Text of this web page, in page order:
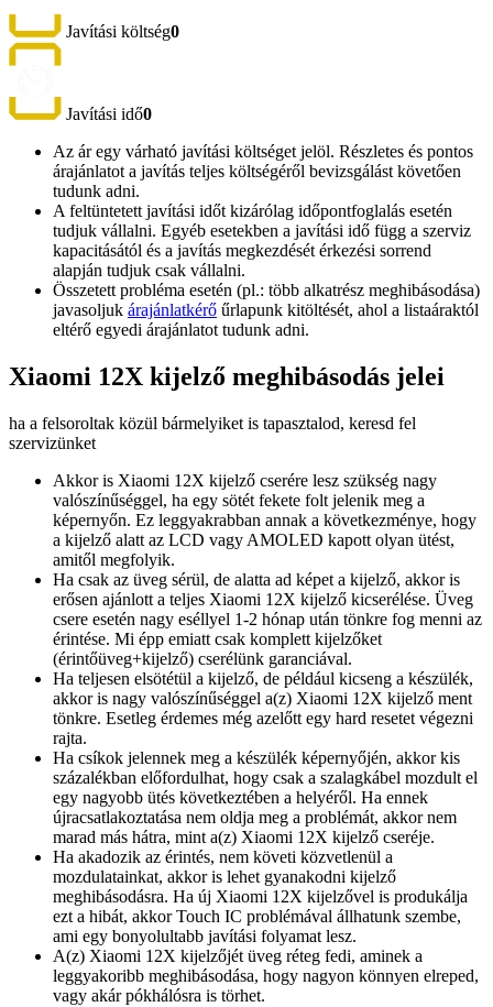
Javítási költség0
Javítási idő0
Az ár egy várható javítási költséget jelöl. Részletes és pontos
árajánlatot a javítás teljes költségéről bevizsgálást követően
tudunk adni.
A feltüntetett javítási időt kizárólag időpontfoglalás esetén
tudjuk vállalni. Egyéb esetekben a javítási idő függ a szerviz
kapacitásától és a javítás megkezdését érkezési sorrend
alapján tudjuk csak vállalni.
Összetett probléma esetén (pl.: több alkatrész meghibásodása)
javasoljuk árajánlatkérő űrlapunk kitöltését, ahol a listaáraktól
eltérő egyedi árajánlatot tudunk adni.
Xiaomi 12X kijelző meghibásodás jelei
ha a felsoroltak közül bármelyiket is tapasztalod, keresd fel
szervizünket
Akkor is Xiaomi 12X kijelző cserére lesz szükség nagy
valószínűséggel, ha egy sötét fekete folt jelenik meg a
képernyőn. Ez leggyakrabban annak a következménye, hogy
a kijelző alatt az LCD vagy AMOLED kapott olyan ütést,
amitől megfolyik.
Ha csak az üveg sérül, de alatta ad képet a kijelző, akkor is
erősen ajánlott a teljes Xiaomi 12X kijelző kicserélése. Üveg
csere esetén nagy eséllyel 1-2 hónap után tönkre fog menni az
érintése. Mi épp emiatt csak komplett kijelzőket
(érintőüveg+kijelző) cserélünk garanciával.
Ha teljesen elsötétül a kijelző, de például kicseng a készülék,
akkor is nagy valószínűséggel a(z) Xiaomi 12X kijelző ment
tönkre. Esetleg érdemes még azelőtt egy hard resetet végezni
rajta.
Ha csíkok jelennek meg a készülék képernyőjén, akkor kis
százalékban előfordulhat, hogy csak a szalagkábel mozdult el
egy nagyobb ütés következtében a helyéről. Ha ennek
újracsatlakoztatása nem oldja meg a problémát, akkor nem
marad más hátra, mint a(z) Xiaomi 12X kijelző cseréje.
Ha akadozik az érintés, nem követi közvetlenül a
mozdulatainkat, akkor is lehet gyanakodni kijelző
meghibásodásra. Ha új Xiaomi 12X kijelzővel is produkálja
ezt a hibát, akkor Touch IC problémával állhatunk szembe,
ami egy bonyolultabb javítási folyamat lesz.
A(z) Xiaomi 12X kijelzőjét üveg réteg fedi, aminek a
leggyakoribb meghibásodása, hogy nagyon könnyen elreped,
vagy akár pókhálósra is törhet.